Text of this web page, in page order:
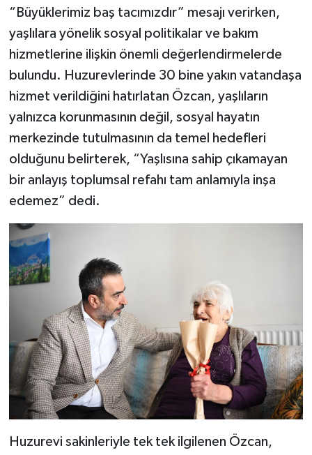
“Büyüklerimiz baş tacımızdır” mesajı verirken,
yaşlılara yönelik sosyal politikalar ve bakım
hizmetlerine ilişkin önemli değerlendirmelerde
bulundu. Huzurevlerinde 30 bine yakın vatandaşa
hizmet verildiğini hatırlatan Özcan, yaşlıların
yalnızca korunmasının değil, sosyal hayatın
merkezinde tutulmasının da temel hedefleri
olduğunu belirterek, “Yaşlısına sahip çıkamayan
bir anlayış toplumsal refahı tam anlamıyla inşa
edemez” dedi.
Huzurevi sakinleriyle tek tek ilgilenen Özcan,
Sonsöz Özel
Spor
Vasıta